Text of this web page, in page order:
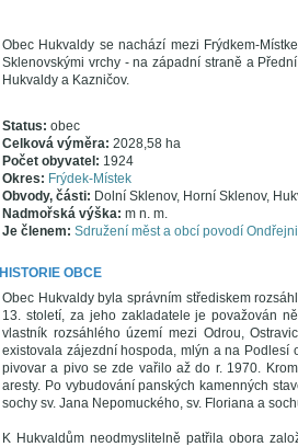
Obec Hukvaldy se nachází mezi Frýdkem-
Sklenovskými vrchy - na západní straně a
Hukvaldy a Kazničov.
Status: obec
Celková výměra: 2028,58 ha
Počet obyvatel: 1924
Okres: Frýdek-Místek
Obvody, části: Dolní Sklenov, Horní Sklenov,
Nadmořská výška: m n. m.
Je členem: Sdružení měst a obcí povodí
HISTORIE OBCE
Obec Hukvaldy byla správním střediskem
13. století, za jeho zakladatele je považován
vlastník rozsáhlého území mezi Odrou,
existovala zájezdní hospoda, mlýn a na
pivovar a pivo se zde vařilo až do r. 1970.
aresty. Po vybudování panských kamenných
sochy sv. Jana Nepomuckého, sv. Floriana a
K Hukvaldům neodmyslitelně patřila obora